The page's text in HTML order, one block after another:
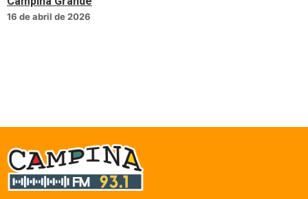
16 de abril de 2026